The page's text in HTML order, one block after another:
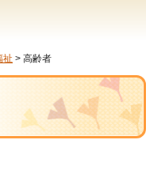
祉 > 高齢者